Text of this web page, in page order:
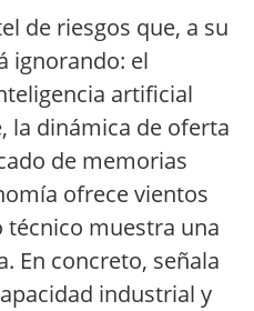
de riesgos que, a su
ignorando: el
artificial
la dinámica de oferta
de memorias
ofrece vientos
técnico muestra una
En concreto, señala
industrial y